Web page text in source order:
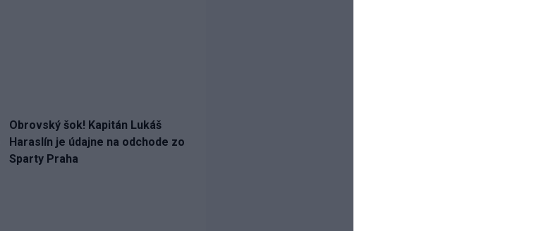
Obrovský šok! Kapitán Lukáš
Haraslín je údajne na odchode zo
Sparty Praha